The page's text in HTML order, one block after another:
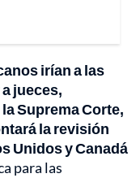
irían a las
jueces,
Suprema Corte,
la revisión
Unidos y Canadá
para las